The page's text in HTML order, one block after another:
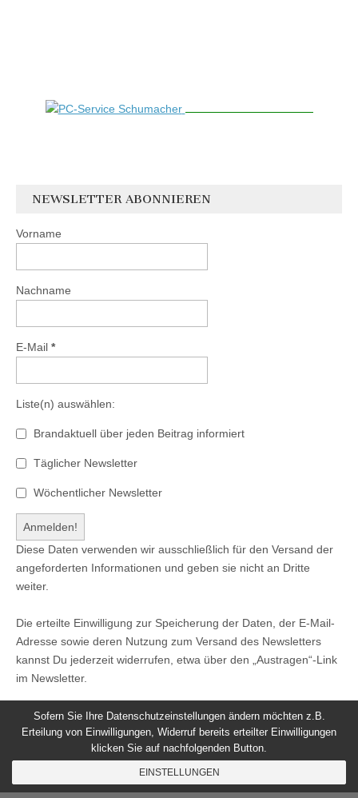
NEWSLETTER ABONNIEREN
Vorname
Nachname
E-Mail *
Liste(n) auswählen:
Brandaktuell über jeden Beitrag informiert
Täglicher Newsletter
Wöchentlicher Newsletter
Diese Daten verwenden wir ausschließlich für den Versand der
angeforderten Informationen und geben sie nicht an Dritte
weiter.
Die erteilte Einwilligung zur Speicherung der Daten, der E-Mail-
Adresse sowie deren Nutzung zum Versand des Newsletters
kannst Du jederzeit widerrufen, etwa über den „Austragen“-Link
im Newsletter.
Sofern Sie Ihre Datenschutzeinstellungen ändern möchten z.B.
Erteilung von Einwilligungen, Widerruf bereits erteilter Einwilligungen
klicken Sie auf nachfolgenden Button.
EINSTELLUNGEN